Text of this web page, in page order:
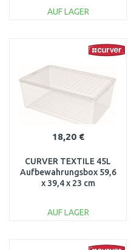
AUF LAGER
18,20 €
CURVER TEXTILE 45L
Aufbewahrungsbox 59,6
x 39,4 x 23 cm
AUF LAGER